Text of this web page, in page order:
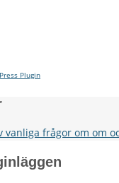
Plugin
vanliga frågor om om